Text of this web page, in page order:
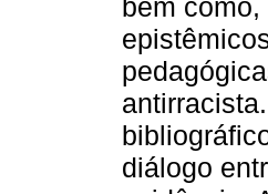
bem
diálogo